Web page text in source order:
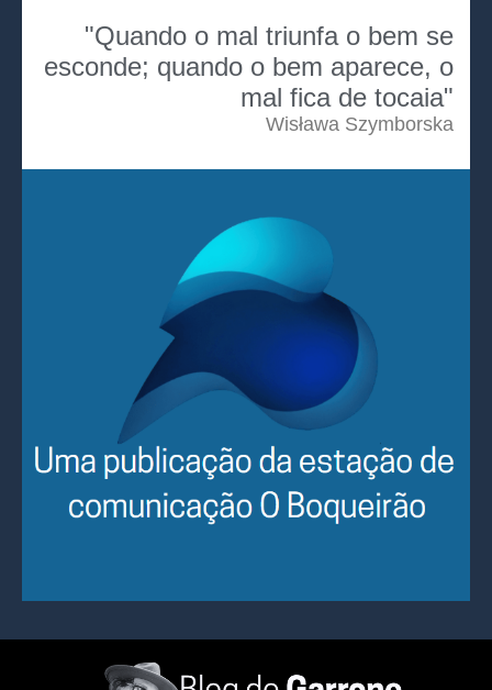
"Quando o mal triunfa o bem se
esconde; quando o bem aparece, o
mal fica de tocaia"
Wisława Szymborska